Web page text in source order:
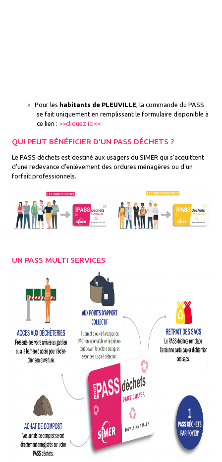
Pour les habitants de PLEUVILLE, la commande du PASS
se fait uniquement en remplissant le formulaire disponible à
ce lien : >>cliquez ici<<
QUI PEUT BÉNÉFICIER D'UN PASS DÉCHETS ?
Le PASS déchets est destiné aux usagers du SIMER qui s'acquittent
d'une redevance d'enlèvement des ordures ménagères ou d'un
forfait professionnels.
UN PASS MULTI SERVICES